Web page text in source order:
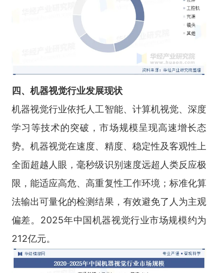
四、 机器视觉行业发展现状
机器视觉行业依托人工智能、计算机视觉、深度
学习等技术的突破，市场规模呈现高速增长态
势。机器视觉在速度、精度、稳定性及客观性上
全面超越人眼，毫秒级识别速度远超人类反应极
限，能适应高危、高重复性工作环境；标准化算
法输出可量化的检测结果，有效避免了人为主观
偏差。2025年中国机器视觉行业市场规模约为
212亿元。